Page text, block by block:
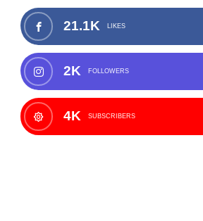
21.1K LIKES
2K FOLLOWERS
4K SUBSCRIBERS